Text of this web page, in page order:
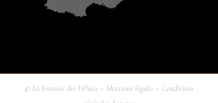
© La Fournée des Délices – Mentions légales– Conditions